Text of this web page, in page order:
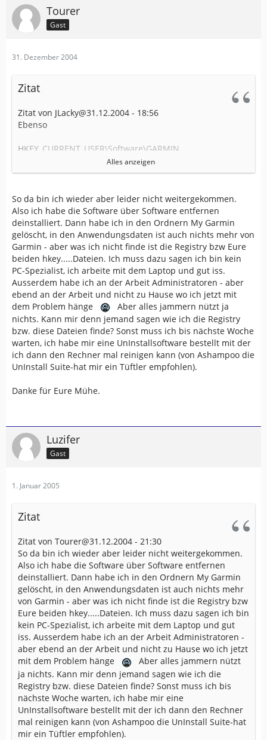
Tourer
Gast
31. Dezember 2004
Zitat
Zitat von JLacky@31.12.2004 - 18:56
Ebenso
HKEY_CURRENT_USER\Software\GARMIN
kontrollieren oder löschen. Hier werden die ganzen
die Einstellungen des UnlockWizard.
Und in den neueren MapSource-Versionen werden auch
evtl. Daten im Verzeichnis
C:\Dokumente und Einstellungen\
<ANWENDERNAME>\Anwendungsdaten\GARMIN
abgelegt. Das Verzeichnis ist allerdings versteckt. Also
ggf. vorher die Ansichts-Optionen im Explorer
umschalten.
Und ab MapSOurce 6.5beta wird auch glaube ich in
'Eigene Dateien' ein Verzeischnis 'My Garmin' angelegt.
So langsamm fängt MapSource an sich ganz schön auf
der Festplatte zu verteilen. Um es restlos manuell von
mfg
JLacky
Alles anzeigen
So da bin ich wieder aber leider nicht weitergekommen.
Also ich habe die Software über Software entfernen
deinstalliert. Dann habe ich in den Ordnern My Garmin
gelöscht, in den Anwendungsdaten ist auch nichts mehr von
Garmin - aber was ich nicht finde ist die Registry bzw Eure
beiden hkey.....Dateien. Ich muss dazu sagen ich bin kein
PC-Spezialist, ich arbeite mit dem Laptop und gut iss.
Ausserdem habe ich an der Arbeit Administratoren - aber
ebend an der Arbeit und nicht zu Hause wo ich jetzt mit
dem Problem hänge
Aber alles jammern nützt ja
nichts. Kann mir denn jemand sagen wie ich die Registry
bzw. diese Dateien finde? Sonst muss ich bis nächste Woche
warten, ich habe mir eine UnInstallsoftware bestellt mit der
ich dann den Rechner mal reinigen kann (von Ashampoo die
UnInstall Suite-hat mir ein Tüftler empfohlen).
Danke für Eure Mühe.
Luzifer
Gast
1. Januar 2005
Zitat
Zitat von Tourer@31.12.2004 - 21:30
So da bin ich wieder aber leider nicht weitergekommen.
Also ich habe die Software über Software entfernen
deinstalliert. Dann habe ich in den Ordnern My Garmin
gelöscht, in den Anwendungsdaten ist auch nichts mehr
von Garmin - aber was ich nicht finde ist die Registry bzw
Eure beiden hkey.....Dateien. Ich muss dazu sagen ich bin
kein PC-Spezialist, ich arbeite mit dem Laptop und gut
iss. Ausserdem habe ich an der Arbeit Administratoren -
aber ebend an der Arbeit und nicht zu Hause wo ich jetzt
mit dem Problem hänge
Aber alles jammern nützt
ja nichts. Kann mir denn jemand sagen wie ich die
Registry bzw. diese Dateien finde? Sonst muss ich bis
nächste Woche warten, ich habe mir eine
UnInstallsoftware bestellt mit der ich dann den Rechner
mal reinigen kann (von Ashampoo die UnInstall Suite-hat
mir ein Tüftler empfohlen).